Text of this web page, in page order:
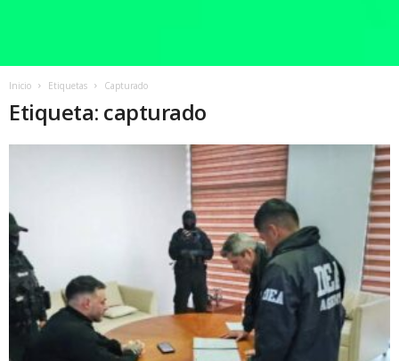
Inicio Etiquetas Capturado
Etiqueta: capturado